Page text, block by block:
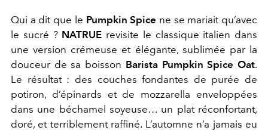
Qui a dit que le Pumpkin Spice ne se mariait qu’avec
le sucré ? NATRUE revisite le classique italien dans
une version crémeuse et élégante, sublimée par la
douceur de sa boisson Barista Pumpkin Spice Oat.
Le résultat : des couches fondantes de purée de
potiron, d’épinards et de mozzarella enveloppées
dans une béchamel soyeuse… un plat réconfortant,
doré, et terriblement raffiné. L’automne n’a jamais eu